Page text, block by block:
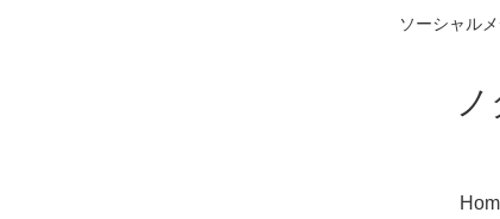
ソーシャル